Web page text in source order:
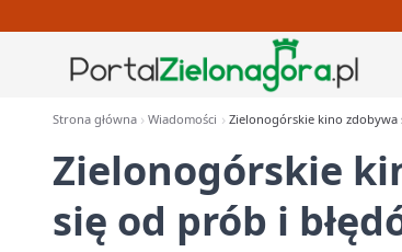
Strona główna Wiadomości Zielonogórskie kino zdobywa
Zielonogórskie
się od prób i